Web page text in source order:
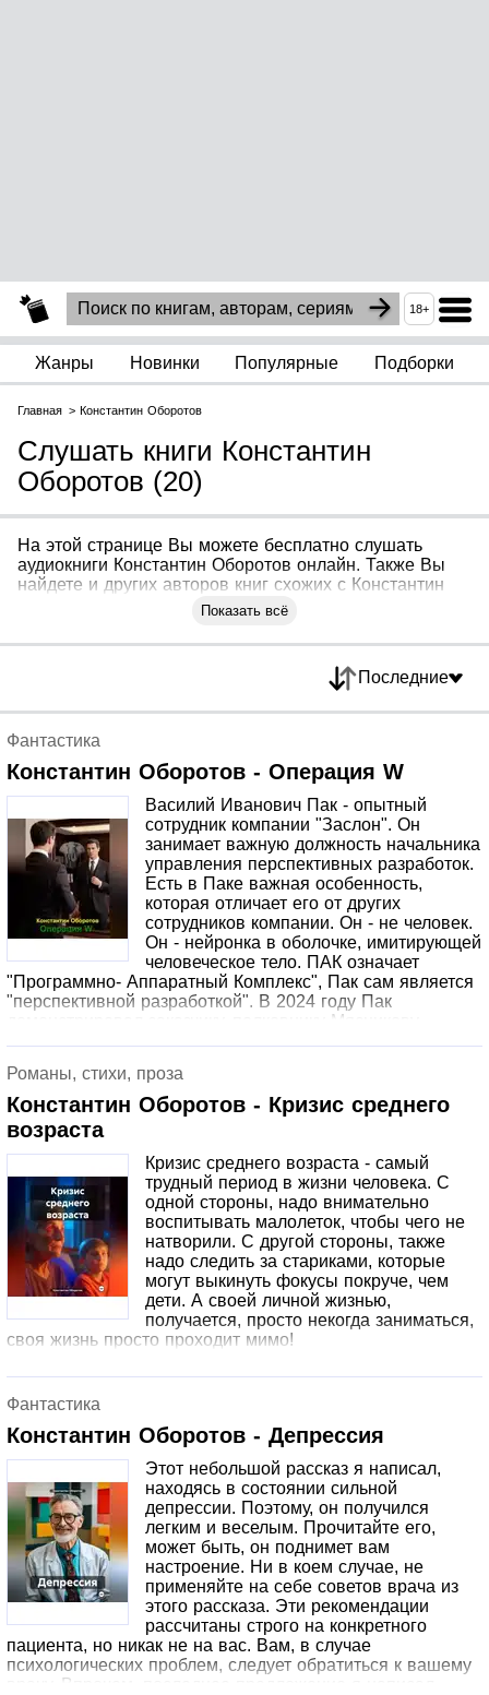
18+
Жанры Новинки Популярные Подборки
Главная Константин Оборотов
Слушать книги Константин
Оборотов (20)
На этой странице Вы можете бесплатно слушать
аудиокниги Константин Оборотов онлайн. Также Вы
найдете и других авторов книг схожих с Константин
Показать всё
Последние
Фантастика
Константин Оборотов - Операция W
Василий Иванович Пак - опытный
сотрудник компании "Заслон". Он
занимает важную должность начальника
управления перспективных разработок.
Есть в Паке важная особенность,
которая отличает его от других
сотрудников компании. Он - не человек.
Он - нейронка в оболочке, имитирующей
человеческое тело. ПАК означает
"Программно- Аппаратный Комплекс", Пак сам является
"перспективной разработкой". В 2024 году Пак
демонстрировал заказчику, полковнику Мясникову,
"Межгалактический Заслон").В 2025 году Пак лично
принимал участие в тестировании новой версии своей
модели в реальных боевых условиях (рассказ "Бегущий
генерал").В 2026 году самой перспективной разработкой
считается замена вражеской человеческой персоны на
точную нейро копию. Тут Пак является крупным
специалистом в этой области с большим практическим
опытом. Ему и карты в руки.
Романы, стихи, проза
Константин Оборотов - Кризис среднего
возраста
Кризис среднего возраста - самый
трудный период в жизни человека. С
одной стороны, надо внимательно
воспитывать малолеток, чтобы чего не
натворили. С другой стороны, также
надо следить за стариками, которые
могут выкинуть фокусы покруче, чем
дети. А своей личной жизнью,
получается, просто некогда заниматься,
своя жизнь просто проходит мимо!
Фантастика
Константин Оборотов - Депрессия
Этот небольшой рассказ я написал,
находясь в состоянии сильной
депрессии. Поэтому, он получился
легким и веселым. Прочитайте его,
может быть, он поднимет вам
настроение. Ни в коем случае, не
применяйте на себе советов врача из
этого рассказа. Эти рекомендации
рассчитаны строго на конкретного
пациента, но никак не на вас. Вам, в случае
психологических проблем, следует обратиться к вашему
врачу. Впрочем, последнее предложение я написал